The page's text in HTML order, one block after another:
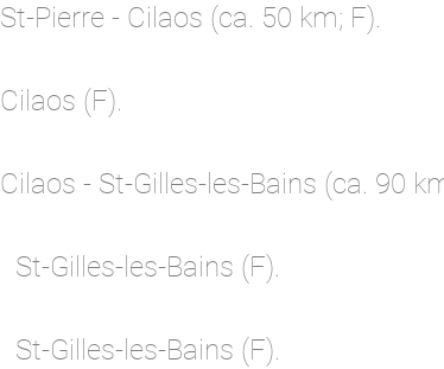
St-Pierre - Cilaos (ca. 50 km; F).
Cilaos (F).
Cilaos - St-Gilles-les-Bains (ca. 90
St-Gilles-les-Bains (F).
St-Gilles-les-Bains (F).